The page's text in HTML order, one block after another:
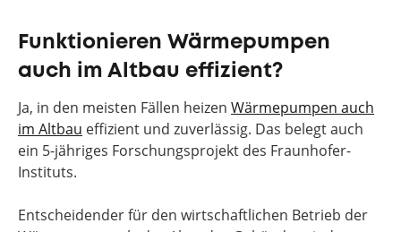
Funktionieren Wärmepumpen
auch im Altbau effizient?
Ja, in den meisten Fällen heizen Wärmepumpen auch
im Altbau effizient und zuverlässig. Das belegt auch
ein 5-jähriges Forschungsprojekt des Fraunhofer-
Instituts.
Entscheidender für den wirtschaftlichen Betrieb der